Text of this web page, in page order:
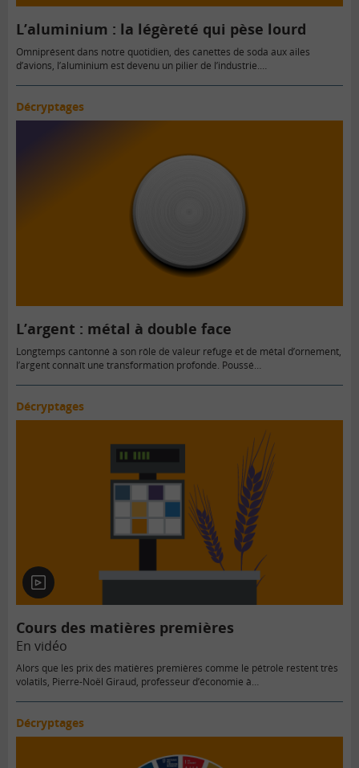
L’aluminium : la légèreté qui pèse lourd
Omniprésent dans notre quotidien, des canettes de soda aux ailes
d’avions, l’aluminium est devenu un pilier de l’industrie.…
Décryptages
L’argent : métal à double face
Longtemps cantonné à son rôle de valeur refuge et de métal d’ornement,
l’argent connaît une transformation profonde. Poussé…
Décryptages
En
vidéo
Cours des matières premières
En vidéo
Alors que les prix des matières premières comme le pétrole restent très
volatils, Pierre-Noël Giraud, professeur d’économie à…
Décryptages